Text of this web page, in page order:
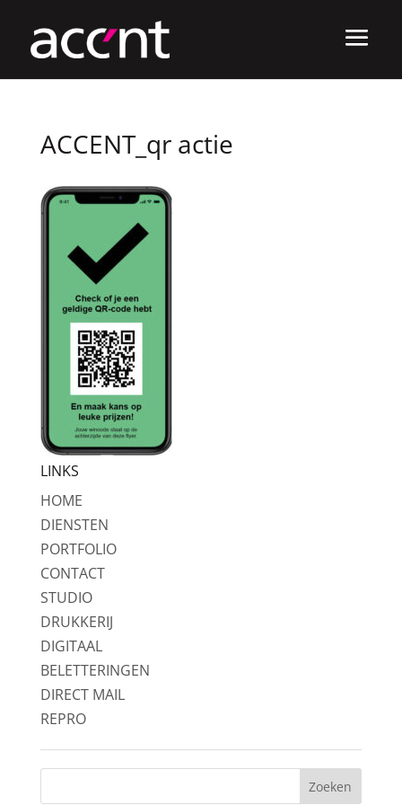
ACCENT_qr actie
LINKS
HOME
DIENSTEN
PORTFOLIO
CONTACT
STUDIO
DRUKKERIJ
DIGITAAL
BELETTERINGEN
DIRECT MAIL
REPRO